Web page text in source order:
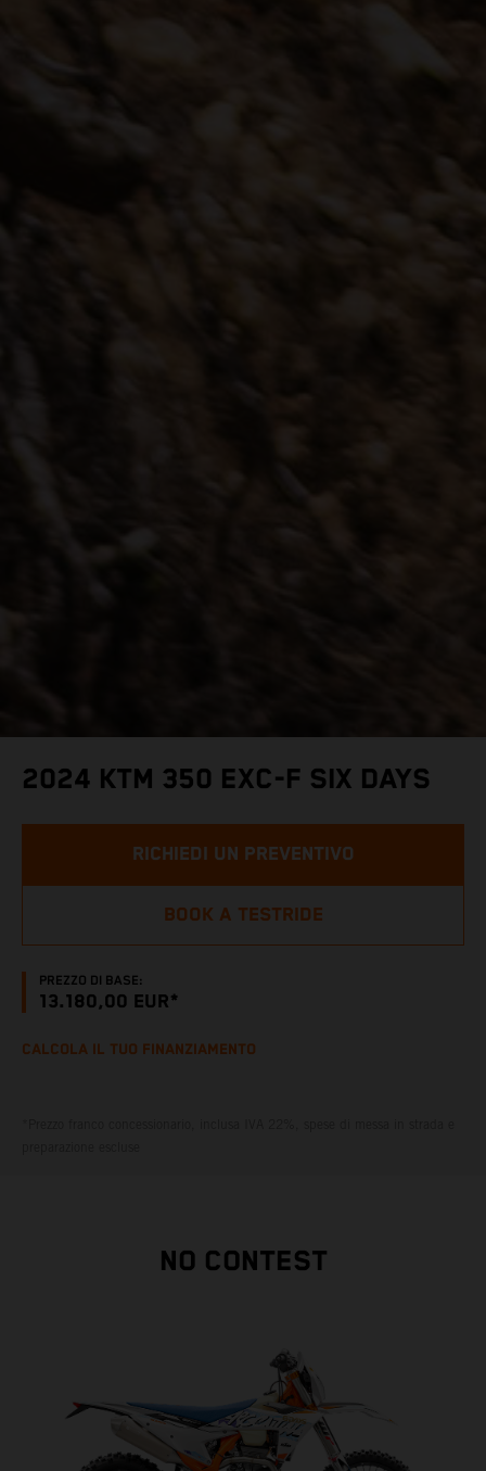
2024 KTM 350 EXC-F SIX DAYS
PREZZO DI BASE:
13.180,00 EUR*
RICHIEDI UN PREVENTIVO
BOOK A TESTRIDE
CALCOLA IL TUO FINANZIAMENTO
NO CONTEST